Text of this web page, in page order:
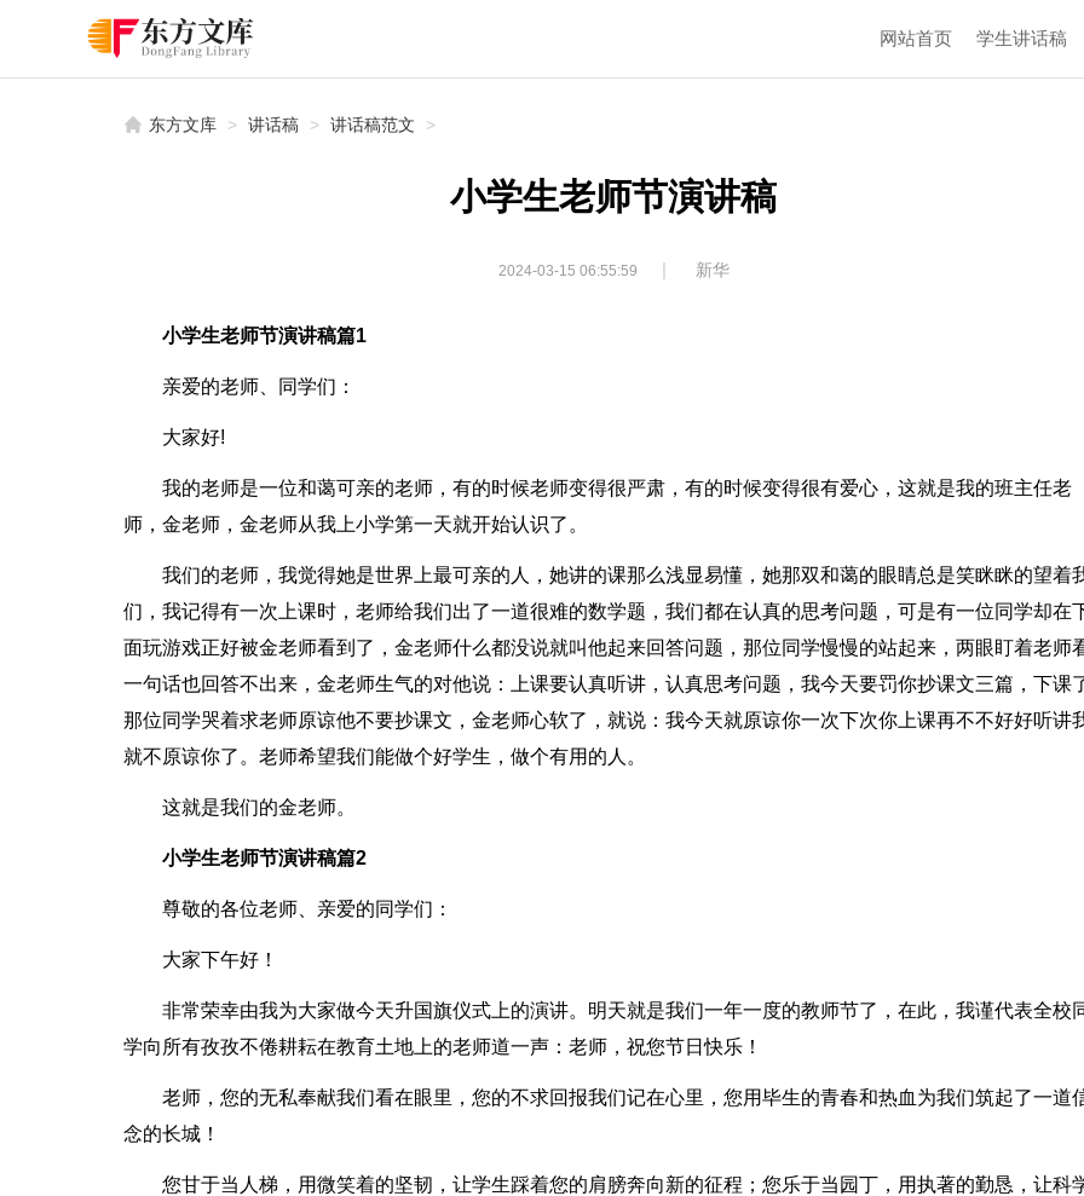
网站首页 学生讲话稿
东方文库 > 讲话稿 > 讲话稿范文 >
小学生老师节演讲稿
2024-03-15 06:55:59 | 新华
小学生老师节演讲稿篇1
亲爱的老师、同学们：
大家好!
我的老师是一位和蔼可亲的老师，有的时候老师变得很严肃，有的时候变得很有爱心，这就是我的班主任老
师，金老师，金老师从我上小学第一天就开始认识了。
我们的老师，我觉得她是世界上最可亲的人，她讲的课那么浅显易懂，她那双和蔼的眼睛总是笑眯眯的望着
们，我记得有一次上课时，老师给我们出了一道很难的数学题，我们都在认真的思考问题，可是有一位同学却在
面玩游戏正好被金老师看到了，金老师什么都没说就叫他起来回答问题，那位同学慢慢的站起来，两眼盯着老师
一句话也回答不出来，金老师生气的对他说：上课要认真听讲，认真思考问题，我今天要罚你抄课文三篇，下课
那位同学哭着求老师原谅他不要抄课文，金老师心软了，就说：我今天就原谅你一次下次你上课再不不好好听讲
就不原谅你了。老师希望我们能做个好学生，做个有用的人。
这就是我们的金老师。
小学生老师节演讲稿篇2
尊敬的各位老师、亲爱的同学们：
大家下午好！
非常荣幸由我为大家做今天升国旗仪式上的演讲。明天就是我们一年一度的教师节了，在此，我谨代表全校
学向所有孜孜不倦耕耘在教育土地上的老师道一声：老师，祝您节日快乐！
老师，您的无私奉献我们看在眼里，您的不求回报我们记在心里，您用毕生的青春和热血为我们筑起了一道
念的长城！
您甘于当人梯，用微笑着的坚韧，让学生踩着您的肩膀奔向新的征程；您乐于当园丁，用执著的勤恳，让科